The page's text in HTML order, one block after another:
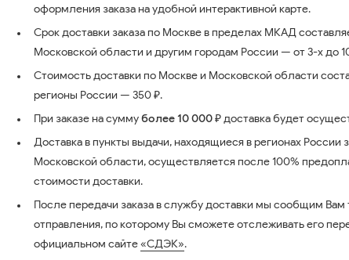
оформления заказа на удобной интерактивной карте.
Срок доставки заказа по Москве в пределах МКАД
Московской области и другим городам России — от 3-х до
Стоимость доставки по Москве и Московской области
регионы России — 350 ₽.
При заказе на суммуболее 10 000 ₽доставка будет
Доставка в пункты выдачи, находящиеся в регионах России
Московской области, осуществляется после 100%
стоимости доставки.
После передачи заказа в службу доставки мы сообщим
отправления, по которому Вы сможете отслеживать его
официальном сайте«СДЭК».